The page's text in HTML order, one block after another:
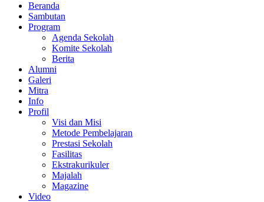
Beranda
Sambutan
Program
Agenda Sekolah
Komite Sekolah
Berita
Alumni
Galeri
Mitra
Info
Profil
Visi dan Misi
Metode Pembelajaran
Prestasi Sekolah
Fasilitas
Ekstrakurikuler
Majalah
Magazine
Video